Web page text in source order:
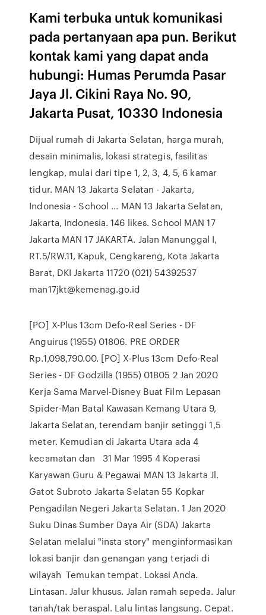
Kami terbuka untuk komunikasi
pada pertanyaan apa pun. Berikut
kontak kami yang dapat anda
hubungi: Humas Perumda Pasar
Jaya Jl. Cikini Raya No. 90,
Jakarta Pusat, 10330 Indonesia
Dijual rumah di Jakarta Selatan, harga murah,
desain minimalis, lokasi strategis, fasilitas
lengkap, mulai dari tipe 1, 2, 3, 4, 5, 6 kamar
tidur. MAN 13 Jakarta Selatan - Jakarta,
Indonesia - School ... MAN 13 Jakarta Selatan,
Jakarta, Indonesia. 146 likes. School MAN 17
Jakarta MAN 17 JAKARTA. Jalan Manunggal I,
RT.5/RW.11, Kapuk, Cengkareng, Kota Jakarta
Barat, DKI Jakarta 11720 (021) 54392537
man17jkt@kemenag.go.id
[PO] X-Plus 13cm Defo-Real Series - DF
Anguirus (1955) 01806. PRE ORDER
Rp.1,098,790.00. [PO] X-Plus 13cm Defo-Real
Series - DF Godzilla (1955) 01805 2 Jan 2020
Kerja Sama Marvel-Disney Buat Film Lepasan
Spider-Man Batal Kawasan Kemang Utara 9,
Jakarta Selatan, terendam banjir setinggi 1,5
meter. Kemudian di Jakarta Utara ada 4
kecamatan dan 31 Mar 1995 4 Koperasi
Karyawan Guru & Pegawai MAN 13 Jakarta Jl.
Gatot Subroto Jakarta Selatan 55 Kopkar
Pengadilan Negeri Jakarta Selatan. 1 Jan 2020
Suku Dinas Sumber Daya Air (SDA) Jakarta
Selatan melalui "insta story" menginformasikan
lokasi banjir dan genangan yang terjadi di
wilayah Temukan tempat. Lokasi Anda.
Lintasan. Jalur khusus. Jalan ramah sepeda. Jalur
tanah/tak beraspal. Lalu lintas langsung. Cepat.